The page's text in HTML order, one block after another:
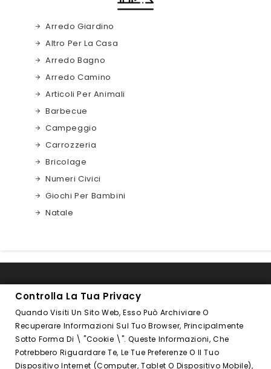
Arredo Giardino
Altro Per La Casa
Arredo Bagno
Arredo Camino
Articoli Per Animali
Barbecue
Campeggio
Carrozzeria
Bricolage
Numeri Civici
Giochi Per Bambini
Natale
INFORMAZIONI NEGOZIO
FOLLOW US
PRODOTTI
Controlla La Tua Privacy
Quando Visiti Un Sito Web, Esso Può Archiviare O
Recuperare Informazioni Sul Tuo Browser, Principalmente
Sotto Forma Di \ "cookie \". Queste Informazioni, Che
Potrebbero Riguardare Te, Le Tue Preferenze O Il Tuo
Dispositivo Internet (computer, Tablet O Dispositivo Mobile),